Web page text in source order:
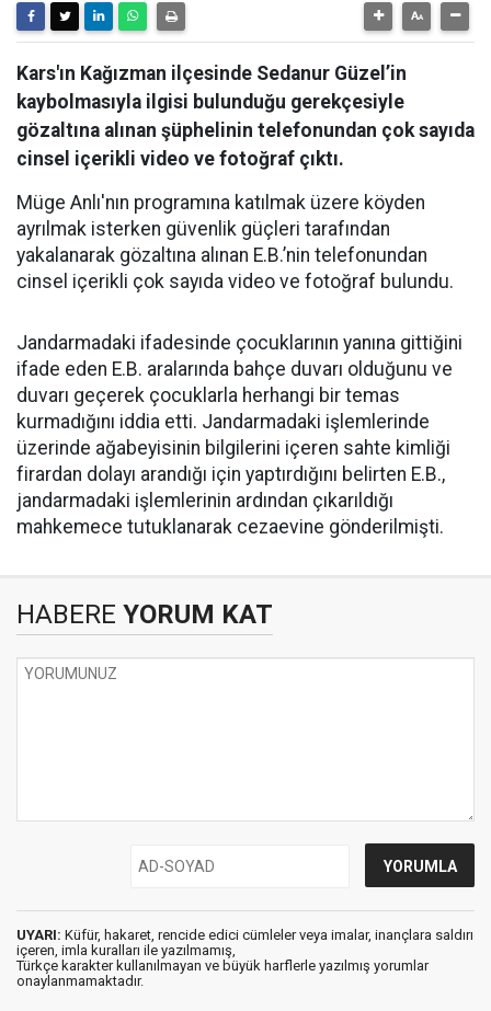
Kars'ın Kağızman ilçesinde Sedanur Güzel’in
kaybolmasıyla ilgisi bulunduğu gerekçesiyle
gözaltına alınan şüphelinin telefonundan çok sayıda
cinsel içerikli video ve fotoğraf çıktı.
Müge Anlı'nın programına katılmak üzere köyden
ayrılmak isterken güvenlik güçleri tarafından
yakalanarak gözaltına alınan E.B.’nin telefonundan
cinsel içerikli çok sayıda video ve fotoğraf bulundu.
Jandarmadaki ifadesinde çocuklarının yanına gittiğini
ifade eden E.B. aralarında bahçe duvarı olduğunu ve
duvarı geçerek çocuklarla herhangi bir temas
kurmadığını iddia etti. Jandarmadaki işlemlerinde
üzerinde ağabeyisinin bilgilerini içeren sahte kimliği
firardan dolayı arandığı için yaptırdığını belirten E.B.,
jandarmadaki işlemlerinin ardından çıkarıldığı
mahkemece tutuklanarak cezaevine gönderilmişti.
HABERE YORUM KAT
UYARI: Küfür, hakaret, rencide edici cümleler veya imalar, inançlara saldırı
içeren, imla kuralları ile yazılmamış,
Türkçe karakter kullanılmayan ve büyük harflerle yazılmış yorumlar
onaylanmamaktadır.